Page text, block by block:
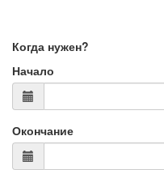
Когда нужен?
Начало
Окончание